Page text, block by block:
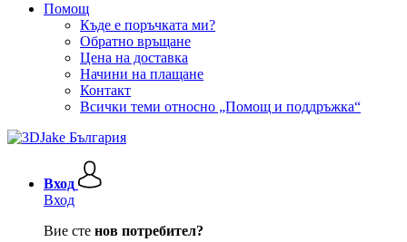
Помощ
Къде е поръчката ми?
Обратно връщане
Цена на доставка
Начини на плащане
Контакт
Всички теми относно „Помощ и поддръжка“
Вход
Вход
Вие сте нов потребител?